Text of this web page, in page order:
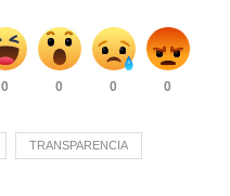
0 0 0 0
TRANSPARENCIA